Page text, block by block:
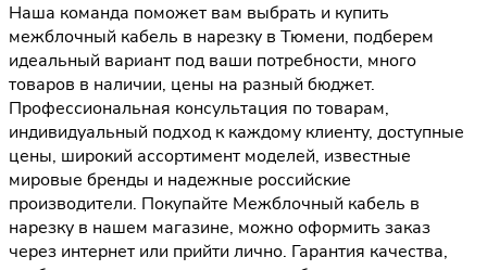
Наша команда поможет вам выбрать и купить
межблочный кабель в нарезку в Тюмени, подберем
идеальный вариант под ваши потребности, много
товаров в наличии, цены на разный бюджет.
Профессиональная консультация по товарам,
индивидуальный подход к каждому клиенту, доступные
цены, широкий ассортимент моделей, известные
мировые бренды и надежные российские
производители. Покупайте Межблочный кабель в
нарезку в нашем магазине, можно оформить заказ
через интернет или прийти лично. Гарантия качества,